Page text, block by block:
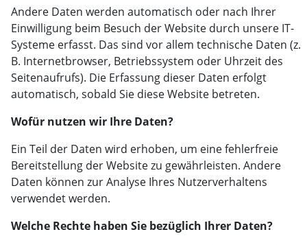
Andere Daten werden automatisch oder nach Ihrer
Einwilligung beim Besuch der Website durch unsere IT-
Systeme erfasst. Das sind vor allem technische Daten (z.
B. Internetbrowser, Betriebssystem oder Uhrzeit des
Seitenaufrufs). Die Erfassung dieser Daten erfolgt
automatisch, sobald Sie diese Website betreten.
Wofür nutzen wir Ihre Daten?
Ein Teil der Daten wird erhoben, um eine fehlerfreie
Bereitstellung der Website zu gewährleisten. Andere
Daten können zur Analyse Ihres Nutzerverhaltens
verwendet werden.
Welche Rechte haben Sie bezüglich Ihrer Daten?